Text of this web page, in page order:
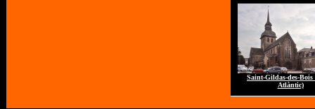
Saint-Gildas-des-
Atlàntic)